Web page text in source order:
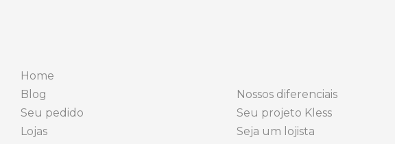
Home
Blog
Seu pedido
Lojas
Nossos diferenciais
Seu projeto Kless
Seja um lojista